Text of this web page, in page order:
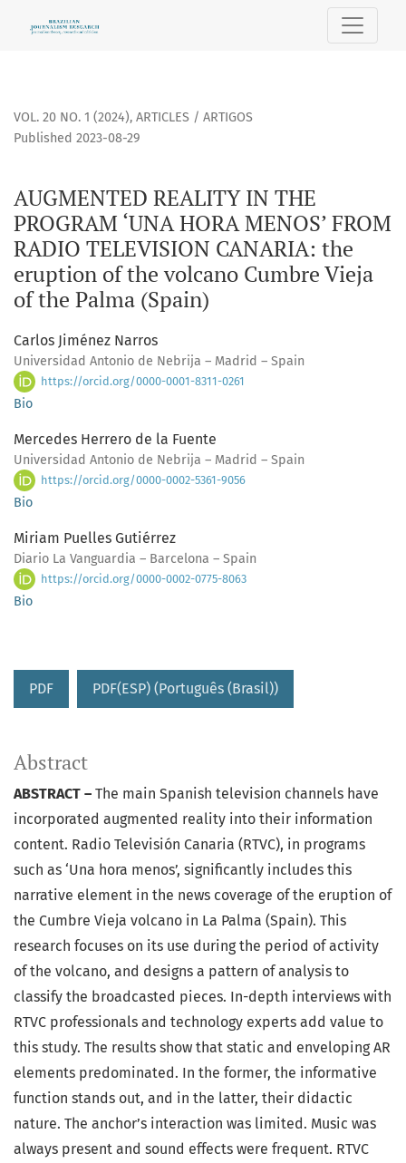
AUGMENTED REALITY IN THE PROGRAM ‘UNA HORA
VOL. 20 NO. 1 (2024), ARTICLES / ARTIGOS
AUGMENTED REALITY IN THE
PROGRAM ‘UNA HORA MENOS’ FROM
RADIO TELEVISION CANARIA: the
eruption of the volcano Cumbre Vieja
of the Palma (Spain)
Published 2023-08-29
Carlos Jiménez Narros
Universidad Antonio de Nebrija – Madrid – Spain
https://orcid.org/0000-0001-8311-0261
Bio
Mercedes Herrero de la Fuente
Universidad Antonio de Nebrija – Madrid – Spain
https://orcid.org/0000-0002-5361-9056
Bio
Miriam Puelles Gutiérrez
Diario La Vanguardia – Barcelona – Spain
https://orcid.org/0000-0002-0775-8063
Bio
PDF PDF(ESP) (Português (Brasil))
Abstract
ABSTRACT – The main Spanish television channels have
incorporated augmented reality into their information
content. Radio Televisión Canaria (RTVC), in programs
such as ‘Una hora menos’, significantly includes this
narrative element in the news coverage of the eruption of
the Cumbre Vieja volcano in La Palma (Spain). This
research focuses on its use during the period of activity
of the volcano, and designs a pattern of analysis to
classify the broadcasted pieces. In-depth interviews with
RTVC professionals and technology experts add value to
this study. The results show that static and enveloping AR
elements predominated. In the former, the informative
function stands out, and in the latter, their didactic
nature. The anchor’s interaction was limited. Music was
always present and sound effects were frequent. RTVC